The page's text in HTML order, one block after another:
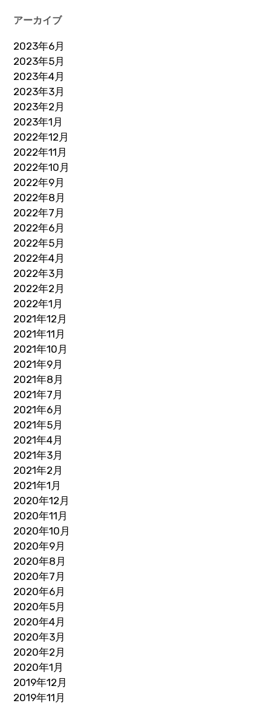
アーカイブ
2023年6月
2023年5月
2023年4月
2023年3月
2023年2月
2023年1月
2022年12月
2022年11月
2022年10月
2022年9月
2022年8月
2022年7月
2022年6月
2022年5月
2022年4月
2022年3月
2022年2月
2022年1月
2021年12月
2021年11月
2021年10月
2021年9月
2021年8月
2021年7月
2021年6月
2021年5月
2021年4月
2021年3月
2021年2月
2021年1月
2020年12月
2020年11月
2020年10月
2020年9月
2020年8月
2020年7月
2020年6月
2020年5月
2020年4月
2020年3月
2020年2月
2020年1月
2019年12月
2019年11月